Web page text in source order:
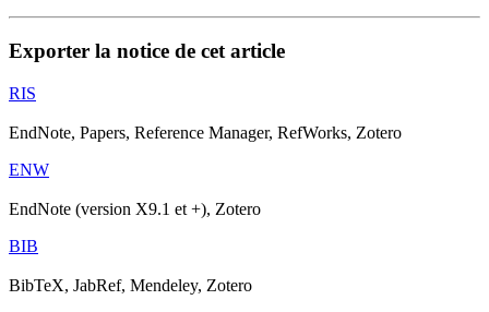
Exporter la notice de cet article
RIS
EndNote, Papers, Reference Manager, RefWorks, Zotero
ENW
EndNote (version X9.1 et +), Zotero
BIB
BibTeX, JabRef, Mendeley, Zotero